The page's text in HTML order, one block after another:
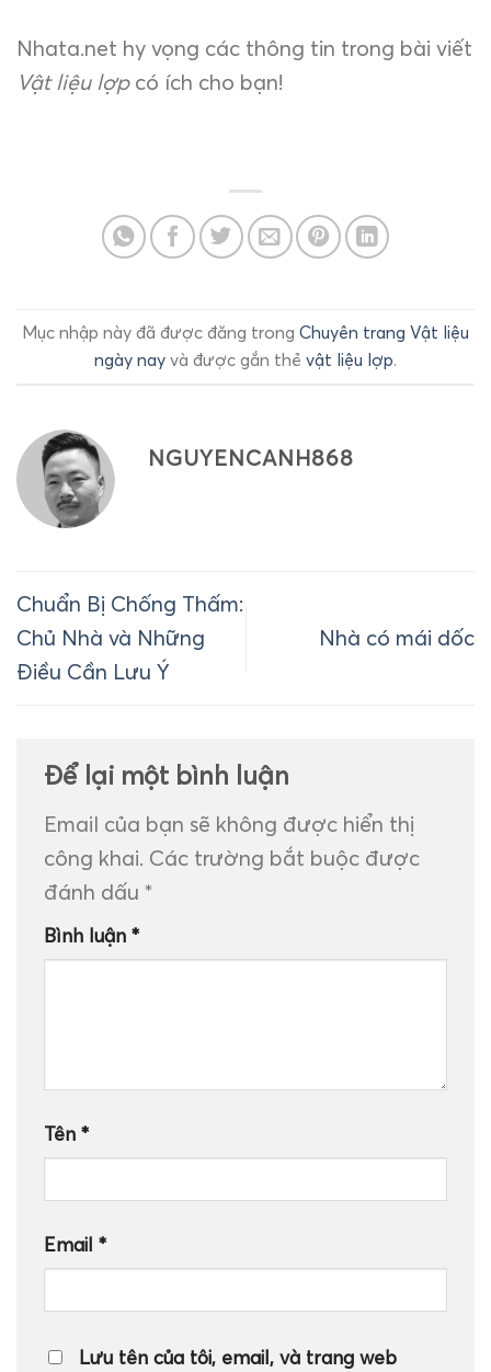
Nhata.net hy vọng các thông tin trong bài viết
Vật liệu lợpcó ích cho bạn!
Mục nhập này đã được đăng trong Chuyên trang Vật liệu
ngày nay và được gắn thẻ vật liệu lợp.
NGUYENCANH868
Chuẩn Bị Chống Thấm:
Chủ Nhà và Những
Điều Cần Lưu Ý
Nhà có mái dốc
Để lại một bình luận
Email của bạn sẽ không được hiển thị
công khai. Các trường bắt buộc được
đánh dấu *
Bình luận *
Tên *
Email *
Lưu tên của tôi, email, và trang web